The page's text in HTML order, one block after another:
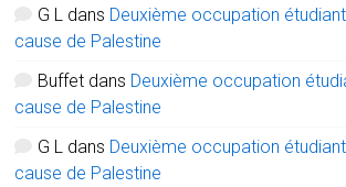
G L dans Deuxième occupation
cause de Palestine
Buffet dans Deuxième occupation
cause de Palestine
G L dans Deuxième occupation
cause de Palestine